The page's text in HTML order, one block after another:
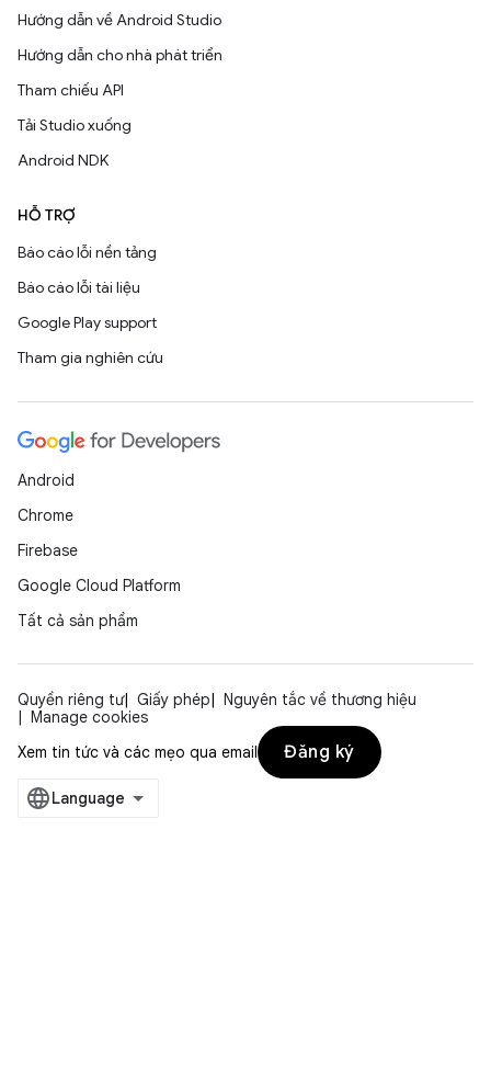
Hướng dẫn về Android Studio
Hướng dẫn cho nhà phát triển
Tham chiếu API
Tải Studio xuống
Android NDK
HỖ TRỢ
Báo cáo lỗi nền tảng
Báo cáo lỗi tài liệu
Google Play support
Tham gia nghiên cứu
Android
Chrome
Firebase
Google Cloud Platform
Tất cả sản phẩm
Quyền riêng tư Giấy phép
Nguyên tắc về thương hiệu
Manage cookies
Xem tin tức và các mẹo qua email
Đăng ký